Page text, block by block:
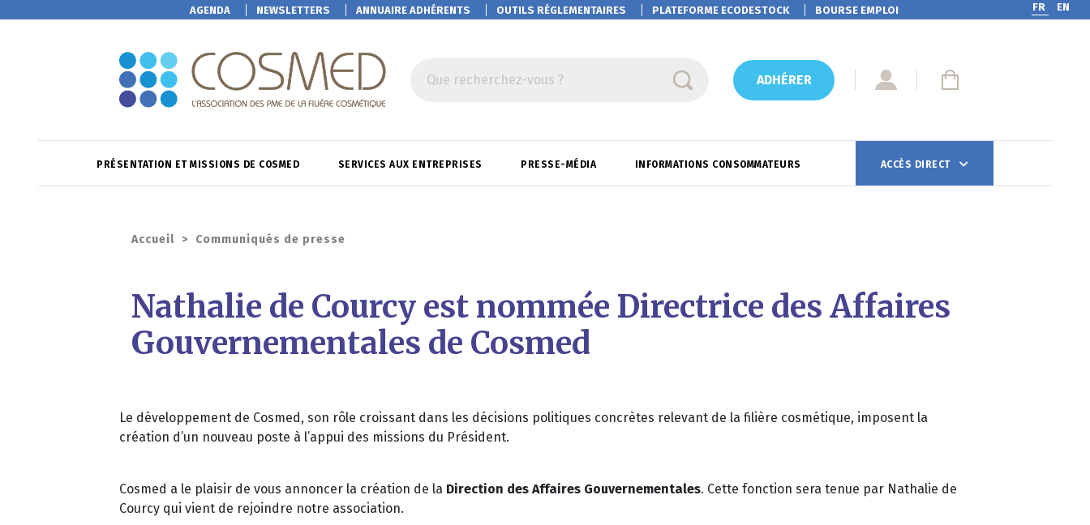
AGENDA NEWSLETTERS ANNUAIRE ADHÉRENTS OUTILS RÉGLEMENTAIRES PLATEFORMEECODESTOCK BOURSE EMPLOI FR EN
Que recherchez-vous ? ADHÉRER
PRÉSENTATION ET MISSIONS DE COSMED SERVICES AUX ENTREPRISES PRESSE-MÉDIA INFORMATIONS CONSOMMATEURS ACCÈS DIRECT
Accueil > Communiqués de presse
Nathalie de Courcy est nommée Directrice des Affaires
Gouvernementales de Cosmed
Le développement de Cosmed, son rôle croissant dans les décisions politiques concrètes relevant de la filière cosmétique, imposent la
création d’un nouveau poste à l’appui des missions du Président.
Cosmed a le plaisir de vous annoncer la création de la Direction des Affaires Gouvernementales. Cette fonction sera tenue par Nathalie de
Courcy qui vient de rejoindre notre association.